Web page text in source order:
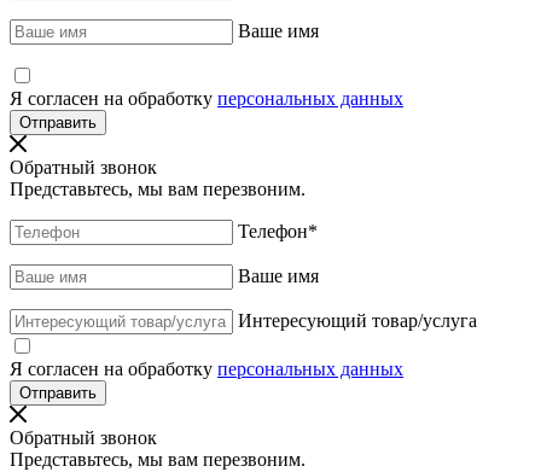
Ваше имя
Я согласен на обработку персональных данных
Обратный звонок
Представьтесь, мы вам перезвоним.
Телефон*
Ваше имя
Интересующий товар/услуга
Я согласен на обработку персональных данных
Обратный звонок
Представьтесь, мы вам перезвоним.